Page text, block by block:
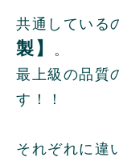
共通している
製】
。
最上級の品質
す！！
それぞれに違